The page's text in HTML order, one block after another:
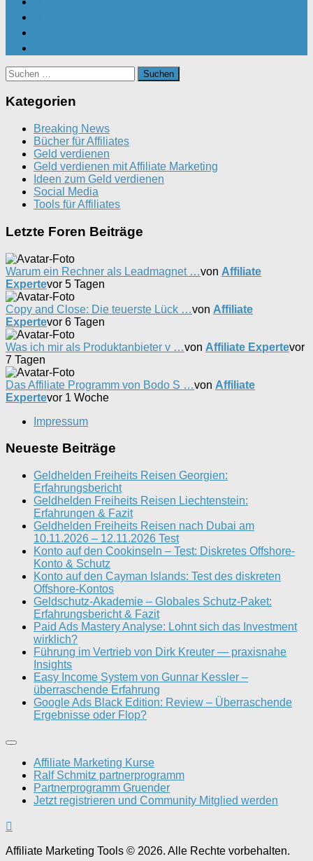
Suchen
nach:
Kategorien
Breaking News
Bücher für Affiliates
Geld verdienen
Geld verdienen mit Affiliate Marketing
Ideen zum Geld verdienen
Social Media
Tools für Affiliates
Letzte Foren Beiträge
Warum ein Rechner als Leadmagnet …von Affiliate
Expertevor 5 Tagen
Copy and Close: Die teuerste Lück …von Affiliate
Expertevor 6 Tagen
Was ich mir als Produktanbieter v …von Affiliate Expertevor
7 Tagen
Das Affiliate Programm von Bodo S …von Affiliate
Expertevor 1 Woche
Impressum
Neueste Beiträge
Geldhelden Freiheits Reisen Georgien:
Erfahrungsbericht
Geldhelden Freiheits Reisen Liechtenstein:
Erfahrungen & Fazit
Geldhelden Freiheits Reisen nach Dubai am
10.11.2026 – 12.11.2026 Test
Konto auf den Cookinseln – Test: Diskretes Offshore-
Konto & Schutz
Konto auf den Cayman Islands: Test des diskreten
Offshore-Kontos
Geldschutz-Akademie – Globales Schutz-Paket:
Erfahrungsbericht & Fazit
Paid Ads Mastery Analyse: Lohnt sich das Investment
wirklich?
Führung im Vertrieb von Dirk Kreuter — praxisnahe
Insights
Easy Income System von Gunnar Kessler –
überraschende Erfahrung
Google Ads Black Edition: Review – Überraschende
Ergebnisse oder Flop?
Affiliate Marketing Kurse
Ralf Schmitz partnerprogramm
Partnerprogramm Gruender
Jetzt registrieren und Community Mitglied werden
Affiliate Marketing Tools © 2026. Alle Rechte vorbehalten.